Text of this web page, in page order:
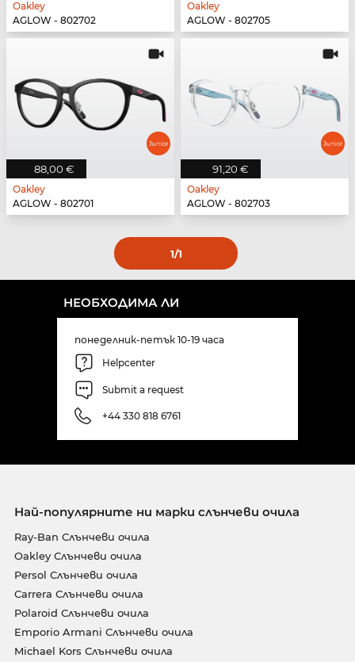
Oakley
AGLOW - 802702
Oakley
AGLOW - 802705
88,00 €
Oakley
AGLOW - 802701
91,20 €
Oakley
AGLOW - 802703
1/1
НЕОБХОДИМА ЛИ
понеделник-петък 10-19 часа
Helpcenter
Submit a request
+44 330 818 6761
Най-популярните ни марки слънчеви очила
Ray-Ban Слънчеви очила
Oakley Слънчеви очила
Persol Слънчеви очила
Carrera Слънчеви очила
Polaroid Слънчеви очила
Emporio Armani Слънчеви очила
Michael Kors Слънчеви очила